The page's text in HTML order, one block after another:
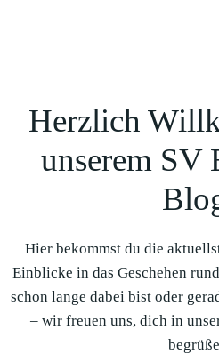
Herzlich
unserem SV
Hier bekommst du die
Einblicke in das Geschehen
schon lange dabei bist oder
– wir freuen uns, dich in